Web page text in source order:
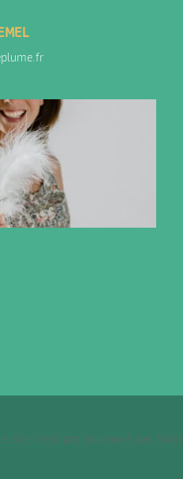
n'est pas approuvé par